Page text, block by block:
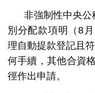
非強制性中央
別分配款項明（8
理自動提款登記且
何手續，其他合資
徑作出申請。